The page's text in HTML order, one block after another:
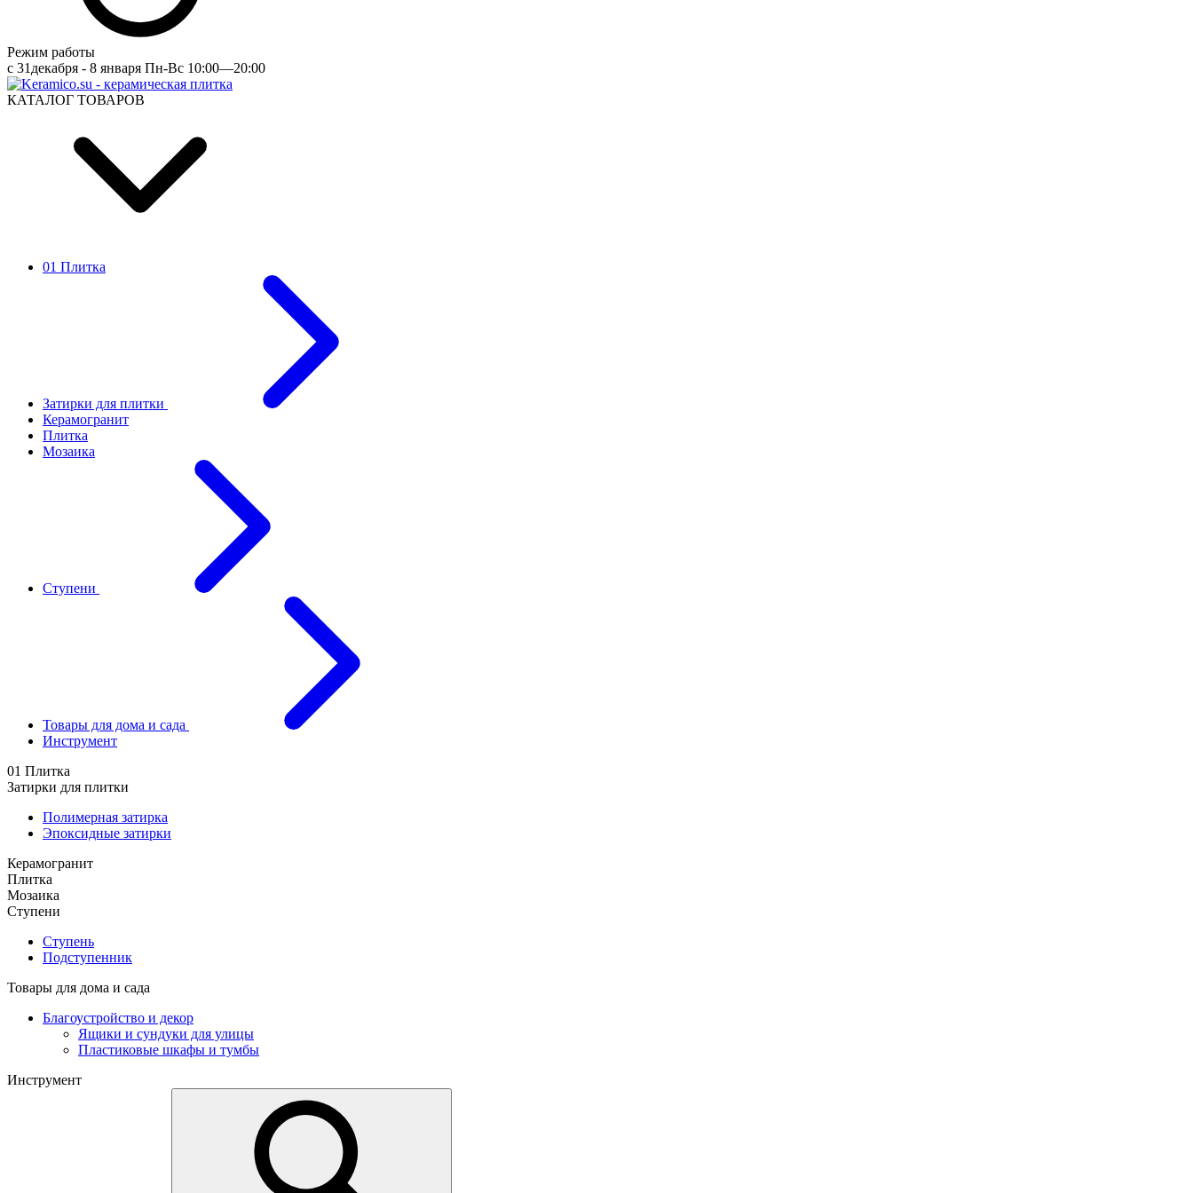
Режим работы
c 31декабря - 8 января Пн-Вс 10:00—20:00
КАТАЛОГ ТОВАРОВ
01 Плитка
Затирки для плитки
Керамогранит
Плитка
Мозаика
Ступени
Товары для дома и сада
Инструмент
01 Плитка
Затирки для плитки
Полимерная затирка
Эпоксидные затирки
Керамогранит
Плитка
Мозаика
Ступени
Ступень
Подступенник
Товары для дома и сада
Благоустройство и декор
Ящики и сундуки для улицы
Пластиковые шкафы и тумбы
Инструмент